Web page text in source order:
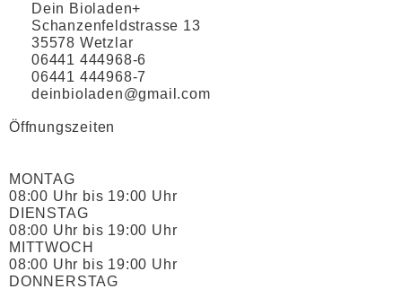
Dein Bioladen+
Schanzenfeldstrasse 13
35578 Wetzlar
06441 444968-6
06441 444968-7
deinbioladen@gmail.com
Öffnungszeiten
MONTAG
08:00 Uhr bis 19:00 Uhr
DIENSTAG
08:00 Uhr bis 19:00 Uhr
MITTWOCH
08:00 Uhr bis 19:00 Uhr
DONNERSTAG